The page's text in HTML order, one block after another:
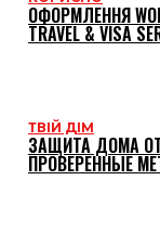
ОФОРМЛЕННЯ
TRAVEL & VISA
ТВІЙ ДІМ
ЗАЩИТА ДОМА
ПРОВЕРЕННЫЕ